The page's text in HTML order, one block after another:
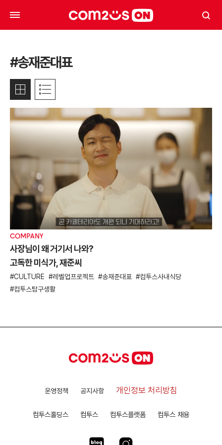
#송재준대표
COMPANY
사장님이 왜 거기서 나와?
고독한 미식가, 재준씨
CULTURE 레벨업프로젝트 송재준대표
컴투스사내식당
컴투스탐구생활
운영정책 공지사항 개인정보 처리방침
컴투스홀딩스 컴투스 컴투스플랫폼 컴투스 채용